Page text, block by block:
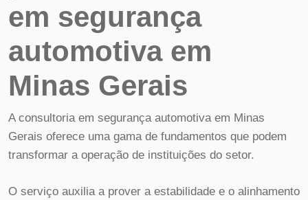
em segurança
automotiva em
Minas Gerais
A consultoria em segurança automotiva em Minas
Gerais oferece uma gama de fundamentos que podem
transformar a operação de instituições do setor.
O serviço auxilia a prover a estabilidade e o alinhamento